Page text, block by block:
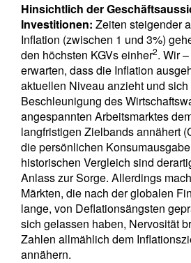
Hinsichtlich der
Investitionen: Zeiten steigender
Inflation (zwischen 1 und 3%)
den höchsten KGVs einher2. Wir
erwarten, dass die Inflation
aktuellen Niveau anzieht und
Beschleunigung des
angespannten Arbeitsmarktes
langfristigen Zielbands annähert
die persönlichen
historischen Vergleich sind
Anlass zur Sorge. Allerdings
Märkten, die nach der globalen
lange, von Deflationsängsten
sich gelassen haben, Nervosität
Zahlen allmählich dem
annähern.